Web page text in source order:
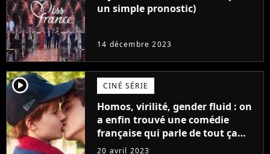
un simple pronostic)
14 décembre 2023
player2 CINÉ SÉRIE
Homos, virilité, gender fluid : on
a enfin trouvé une comédie
française qui parle de tout ça
sans être super ringarde
20 avril 2023